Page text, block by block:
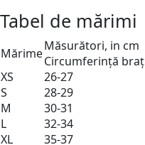
Tabel de mărimi
MărimeMăsurători, in cm
Circumferință braț
XS
26-27
S
28-29
M
30-31
L
32-34
XL
35-37